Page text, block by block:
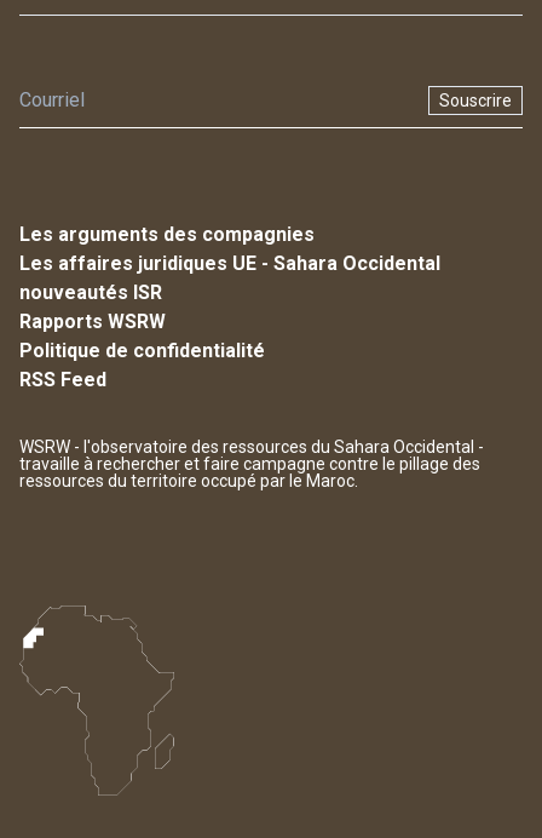
Souscrire
Les arguments des compagnies
Les affaires juridiques UE - Sahara Occidental
nouveautés ISR
Rapports WSRW
Politique de confidentialité
RSS Feed
WSRW - l'observatoire des ressources du Sahara Occidental -
travaille à rechercher et faire campagne contre le pillage des
ressources du territoire occupé par le Maroc.